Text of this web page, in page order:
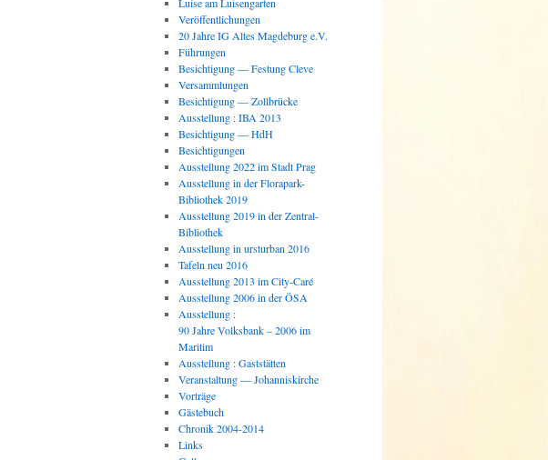
Veröffentlichungen
20 Jahre IG Altes Magdeburg e.V.
Führungen
Besichtigung — Festung Cleve
Versammlungen
Besichtigung — Zollbrücke
Ausstellung : IBA 2013
Besichtigung — HdH
Besichtigungen
Ausstellung 2022 im Stadt Prag
Ausstellung in der Florapark-
Bibliothek 2019
Ausstellung 2019 in der Zentral-
Bibliothek
Ausstellung in ursturban 2016
Tafeln neu 2016
Ausstellung 2013 im City-Caré
Ausstellung 2006 in der ÖSA
Ausstellung :
90 Jahre Volksbank – 2006 im
Maritim
Ausstellung : Gaststätten
Veranstaltung — Johanniskirche
Vorträge
Gästebuch
Chronik 2004-2014
Links